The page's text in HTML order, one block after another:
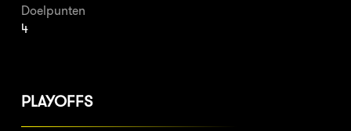
Doelpunten
4
PLAYOFFS